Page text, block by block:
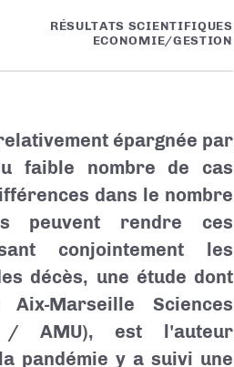
RÉSULTATS SCIENTIFIQUES
ECONOMIE/GESTION
épargnée par
faible nombre de cas
dans le nombre
peuvent rendre ces
conjointement les
décès, une étude dont
Marseille Sciences
/ AMU), est l'auteur
pandémie y a suivi une